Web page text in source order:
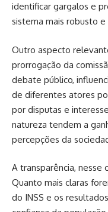
identificar gargalos e
sistema mais robusto e
Outro aspecto
prorrogação da
debate público,
de diferentes atores
por disputas e
natureza tendem a
percepções da
A transparência, nesse
Quanto mais claras
do INSS e os